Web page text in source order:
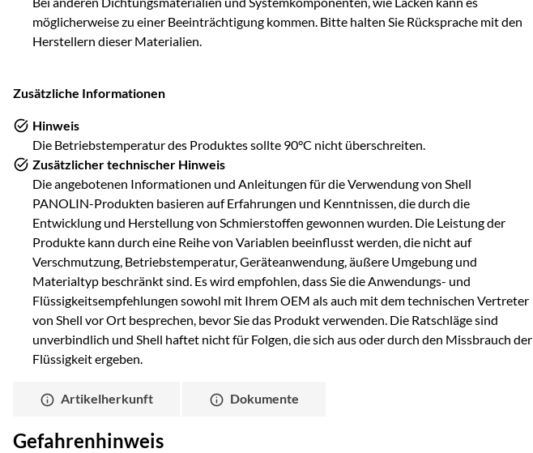
möglicherweise zu einer Beeinträchtigung kommen. Bitte halten Sie Rücksprache mit den
Herstellern dieser Materialien.
Zusätzliche Informationen
Hinweis
Die Betriebstemperatur des Produktes sollte 90°C nicht überschreiten.
Zusätzlicher technischer Hinweis
Die angebotenen Informationen und Anleitungen für die Verwendung von Shell
PANOLIN-Produkten basieren auf Erfahrungen und Kenntnissen, die durch die
Entwicklung und Herstellung von Schmierstoffen gewonnen wurden. Die Leistung der
Produkte kann durch eine Reihe von Variablen beeinflusst werden, die nicht auf
Verschmutzung, Betriebstemperatur, Geräteanwendung, äußere Umgebung und
Materialtyp beschränkt sind. Es wird empfohlen, dass Sie die Anwendungs- und
Flüssigkeitsempfehlungen sowohl mit Ihrem OEM als auch mit dem technischen Vertreter
von Shell vor Ort besprechen, bevor Sie das Produkt verwenden. Die Ratschläge sind
unverbindlich und Shell haftet nicht für Folgen, die sich aus oder durch den Missbrauch der
Flüssigkeit ergeben.
Artikelherkunft Dokumente
Gefahrenhinweis